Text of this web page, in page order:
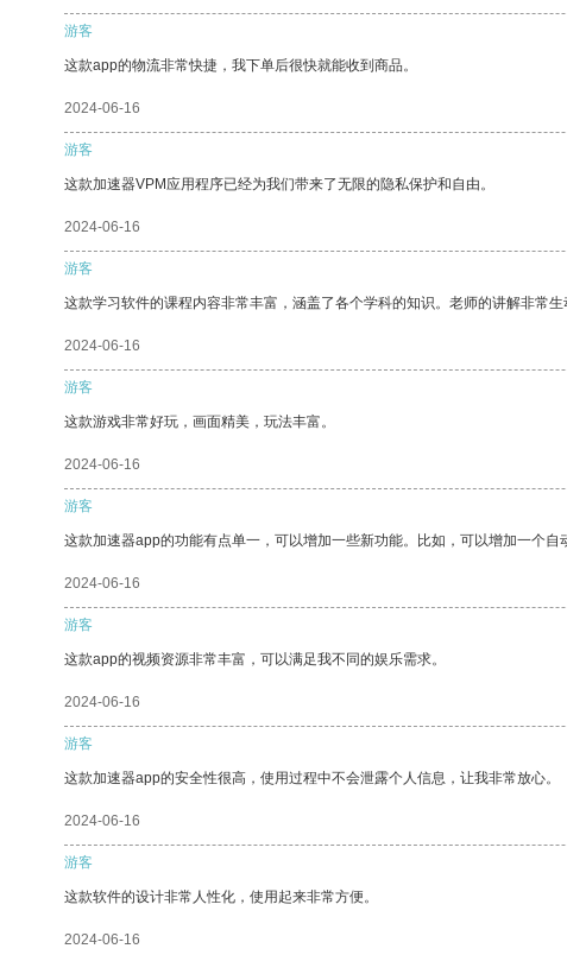
游客
这款app的物流非常快捷，我下单后很快就能收到商品。
2024-06-16
游客
这款加速器VPM应用程序已经为我们带来了无限的隐私保护和自由。
2024-06-16
游客
这款学习软件的课程内容非常丰富，涵盖了各个学科的知识。老师的讲解非常生
2024-06-16
游客
这款游戏非常好玩，画面精美，玩法丰富。
2024-06-16
游客
这款加速器app的功能有点单一，可以增加一些新功能。比如，可以增加一个
2024-06-16
游客
这款app的视频资源非常丰富，可以满足我不同的娱乐需求。
2024-06-16
游客
这款加速器app的安全性很高，使用过程中不会泄露个人信息，让我非常放心。
2024-06-16
游客
这款软件的设计非常人性化，使用起来非常方便。
2024-06-16